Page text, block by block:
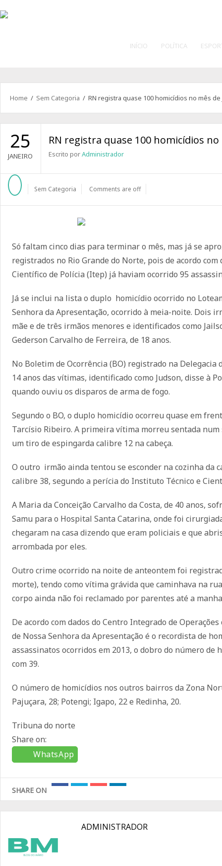
INÍCIO POLÍTICA
Home / Sem Categoria / RN registra quase 100 homicídios no mês
25
JANEIRO
RN registra quase 100 homicídios
Escrito porAdministrador
Sem Categoria Comments are off
Só faltam cinco dias para terminar o mês, mas já se
registrados no Rio Grande do Norte, pois de acordo
Científico de Polícia (Itep) já haviam ocorrido 95
Já se inclui na lista o duplo homicídio ocorrido no
Senhora da Apresentação, ocorrido à meia-noite. Dois
mãe e de três irmãos menores e identificados como
Gederson Carvalho de Ferreira, de 18 anos.
No Boletim de Ocorrência (BO) registrado na
14 anos das vítimas, identificado como Judson, disse à
quando ouviu os disparos de arma de fogo.
Segundo o BO, o duplo homicídio ocorreu quase em
Tarcísio Ribeiro. A primeira vítima morreu sentada num
um tiro de espingarda calibre 12 na cabeça.
O outro irmão ainda tentou se esconder na cozinha da
calibre 38, segundo a perícia do Instituto Técnico e
A Maria da Conceição Carvalho da Costa, de 40 anos,
Samu para o Hospital Santa Catarina, onde foi
chegaram na casa dizendo que eram policiais e que
arrombada por eles.
Outro crime ocorrido na noite de anteontem foi
morte), tendo como vítima grávida que caminhava na
corpo ainda não foi reclamado por parentes até a
De acordo com dados do Centro Integrado de
de Nossa Senhora da Apresentação é o recordista de
assassinatos ocorridos em 2013, o dobro do número de
com 39.
O número de homicídios nos outros bairros da Zona
Pajuçara, 28; Potengi; Igapo, 22 e Redinha, 20.
Tribuna do norte
Share on:
WhatsApp
SHARE ON
ADMINISTRADOR